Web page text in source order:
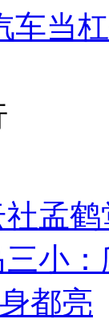
车当
社孟
小
都亮